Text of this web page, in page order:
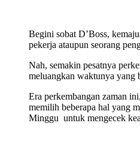
Begini sobat D’Boss,
pekerja ataupun seorang
Nah, semakin pesatnya
meluangkan waktunya yang
Era perkembangan zaman
memilih beberapa hal yang
Minggu untuk mengecek